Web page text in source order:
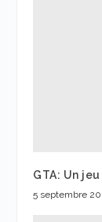
GTA: Un
5 septembre